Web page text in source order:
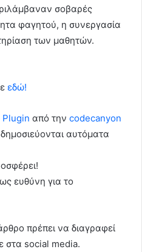
σοβαρές
φαγητού, η συνεργασία
των μαθητών.
εδώ!
Plugin από την codecanyon
αυτόματα
ευθύνη για το
πρέπει να διαγραφεί
στα social media.